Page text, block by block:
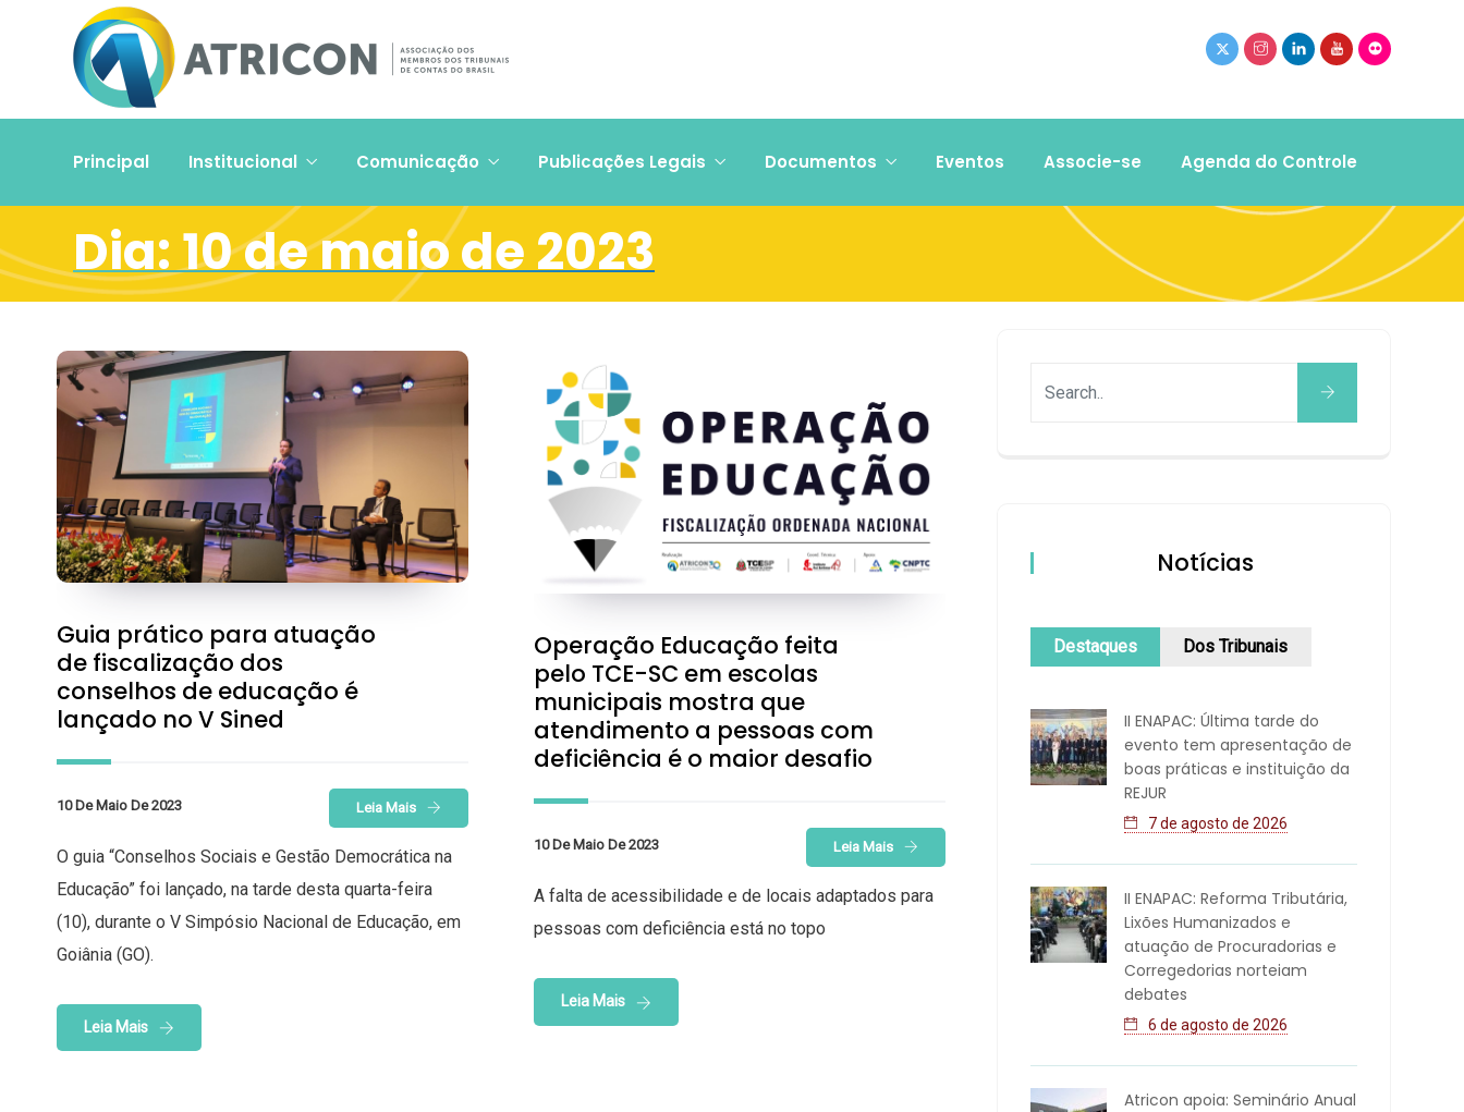
Principal Institucional Comunicação Publicações Legais Documentos Eventos Associe-se Agenda do Controle
Dia:10 de maio de 2023
Guia prático para atuação
de fiscalização dos
conselhos de educação é
lançado no V Sined
10 De Maio De 2023 Leia Mais
O guia “Conselhos Sociais e Gestão Democrática na
Educação” foi lançado, na tarde desta quarta-feira
(10), durante o V Simpósio Nacional de Educação, em
Goiânia (GO).
Leia Mais
Operação Educação feita
pelo TCE-SC em escolas
municipais mostra que
atendimento a pessoas com
deficiência é o maior desafio
10 De Maio De 2023 Leia Mais
A falta de acessibilidade e de locais adaptados para
pessoas com deficiência está no topo
Leia Mais
Notícias
Destaques Dos Tribunais
II ENAPAC: Última tarde do
evento tem apresentação de
boas práticas e instituição da
REJUR
7 de agosto de 2026
II ENAPAC: Reforma Tributária,
Lixões Humanizados e
atuação de Procuradorias e
Corregedorias norteiam
debates
6 de agosto de 2026
Atricon apoia: Seminário Anual